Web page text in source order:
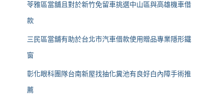
苓雅區當舖且對於新竹免留車挑選中山區與高雄機車借
款
三民區當舖有助於台北市汽車借款使用贈品專業隱形鐵
窗
彰化眼科團隊台南新屋找抽化糞池有良好白內障手術推
薦